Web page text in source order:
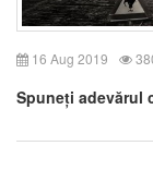
16 Aug 2019
Spuneți adevărul